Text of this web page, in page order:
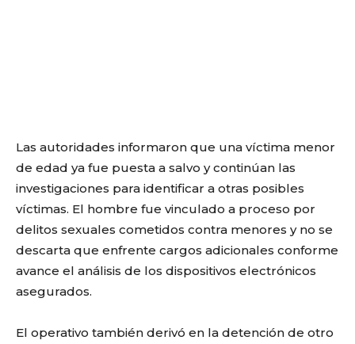
Las autoridades informaron que una víctima menor
de edad ya fue puesta a salvo y continúan las
investigaciones para identificar a otras posibles
víctimas. El hombre fue vinculado a proceso por
delitos sexuales cometidos contra menores y no se
descarta que enfrente cargos adicionales conforme
avance el análisis de los dispositivos electrónicos
asegurados.
El operativo también derivó en la detención de otro